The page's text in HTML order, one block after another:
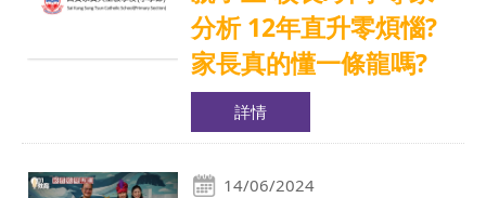
分析 12年直升零煩惱?
家長真的懂一條龍嗎?
詳情
14/06/2024